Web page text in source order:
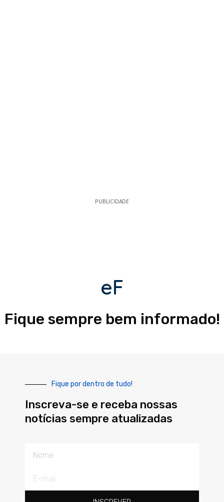
PUBLICIDADE
eF
Fique sempre bem informado!
Fique por dentro de tudo!
Inscreva-se e receba nossas
notícias sempre atualizadas